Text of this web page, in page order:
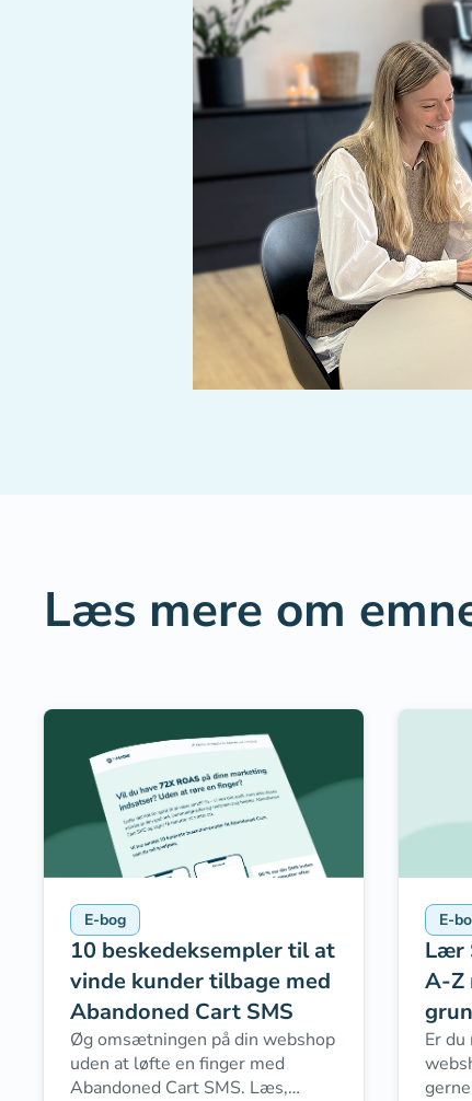
Læs mere om
E-bog
10 beskedeksempler til at
vinde kunder tilbage med
Abandoned Cart SMS
Øg omsætningen på din webshop
uden at løfte en finger med
Abandoned Cart SMS. Læs,
E-
Lær
A-Z
Er